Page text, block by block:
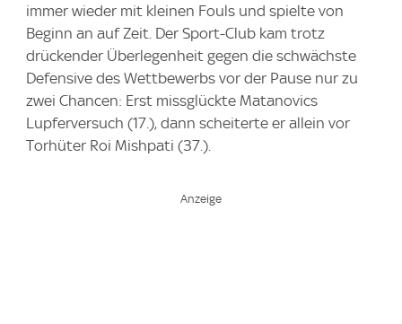
immer wieder mit kleinen Fouls und spielte von
Beginn an auf Zeit. Der Sport-Club kam trotz
drückender Überlegenheit gegen die schwächste
Defensive des Wettbewerbs vor der Pause nur zu
zwei Chancen: Erst missglückte Matanovics
Lupferversuch (17.), dann scheiterte er allein vor
Torhüter Roi Mishpati (37.).